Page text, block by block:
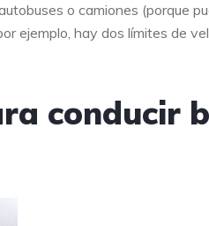
o camiones (porque
ejemplo, hay dos límites de
conducir